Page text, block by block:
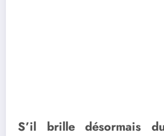
S’il brille désormais